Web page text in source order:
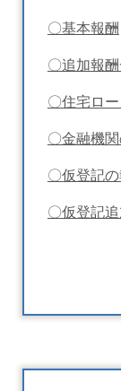
〇基本報酬
〇追加報
〇住宅ロ
〇金融機
〇仮登記
〇仮登記